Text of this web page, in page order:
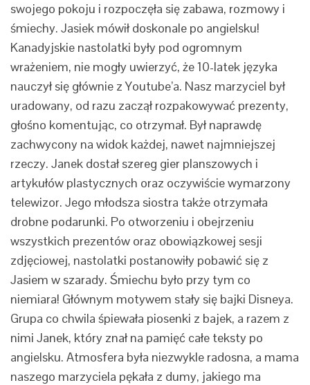
swojego pokoju i rozpoczęła się zabawa, rozmowy i
śmiechy. Jasiek mówił doskonale po angielsku!
Kanadyjskie nastolatki były pod ogromnym
wrażeniem, nie mogły uwierzyć, że 10-latek języka
nauczył się głównie z Youtube’a. Nasz marzyciel był
uradowany, od razu zaczął rozpakowywać prezenty,
głośno komentując, co otrzymał. Był naprawdę
zachwycony na widok każdej, nawet najmniejszej
rzeczy. Janek dostał szereg gier planszowych i
artykułów plastycznych oraz oczywiście wymarzony
telewizor. Jego młodsza siostra także otrzymała
drobne podarunki. Po otworzeniu i obejrzeniu
wszystkich prezentów oraz obowiązkowej sesji
zdjęciowej, nastolatki postanowiły pobawić się z
Jasiem w szarady. Śmiechu było przy tym co
niemiara! Głównym motywem stały się bajki Disneya.
Grupa co chwila śpiewała piosenki z bajek, a razem z
nimi Janek, który znał na pamięć całe teksty po
angielsku. Atmosfera była niezwykle radosna, a mama
naszego marzyciela pękała z dumy, jakiego ma